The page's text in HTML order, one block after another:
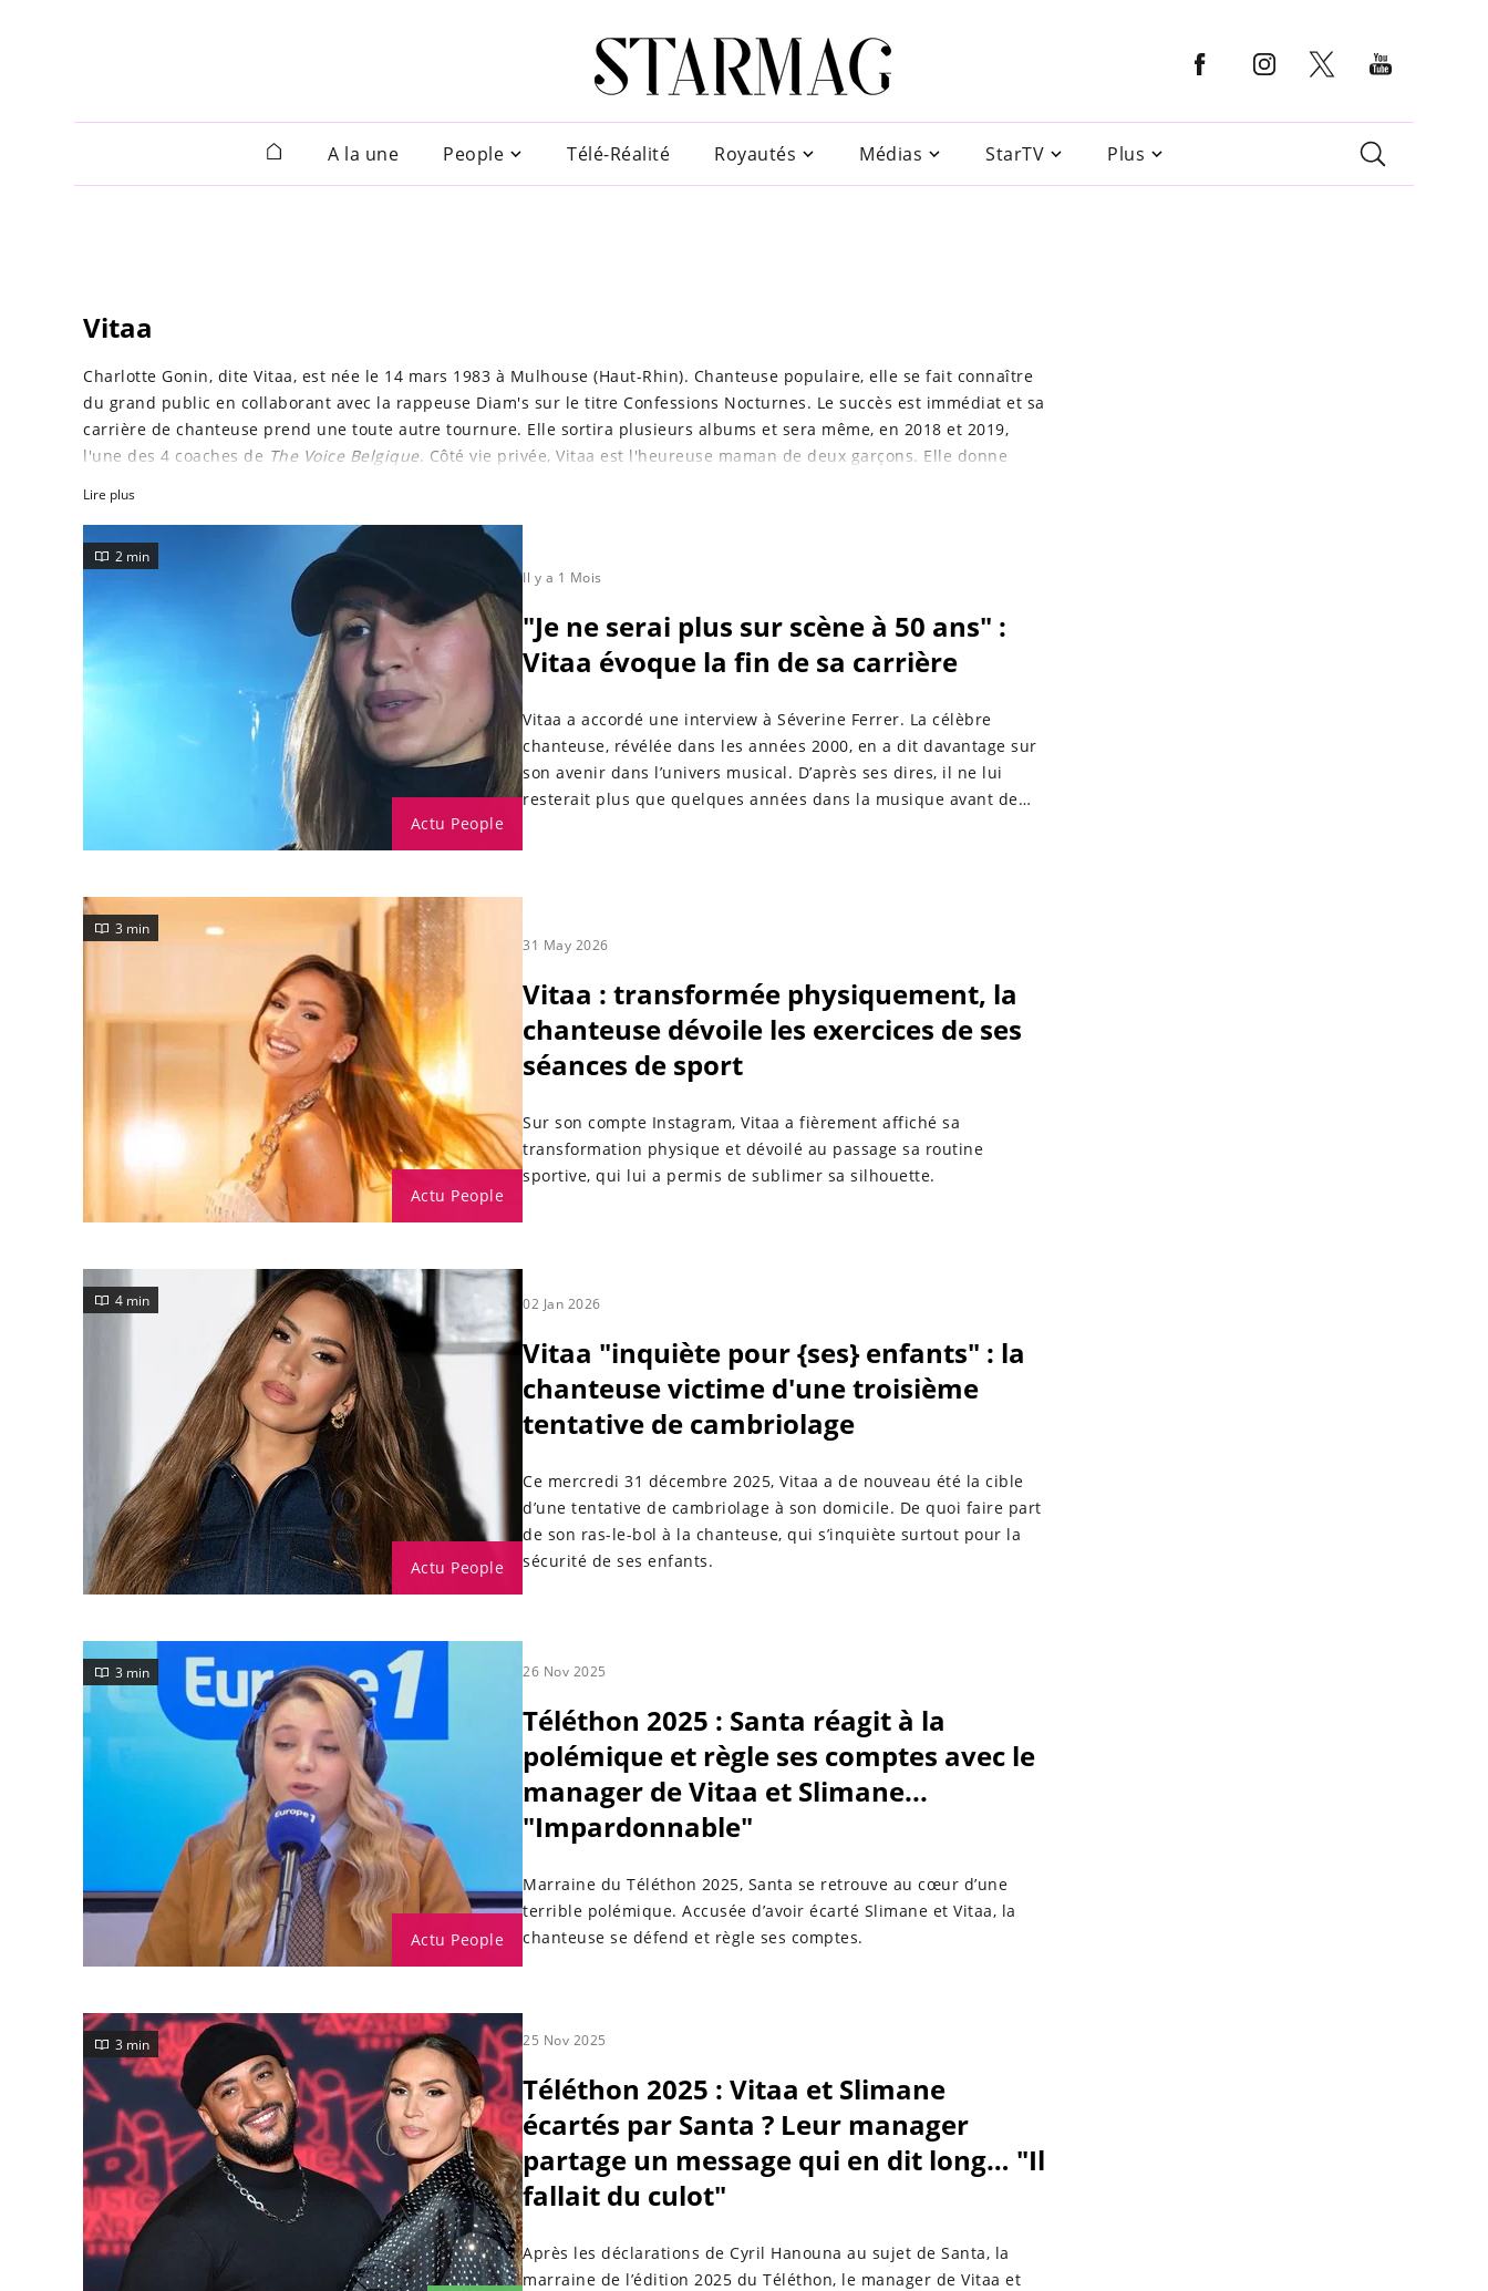
A la une People Télé-Réalité Royautés Médias StarTV Plus
Vitaa
Charlotte Gonin, dite Vitaa, est née le 14 mars 1983 à Mulhouse (Haut-Rhin). Chanteuse populaire, elle se fait connaître
du grand public en collaborant avec la rappeuse Diam's sur le titre Confessions Nocturnes. Le succès est immédiat et sa
carrière de chanteuse prend une toute autre tournure. Elle sortira plusieurs albums et sera même, en 2018 et 2019,
l'une des 4 coaches de The Voice Belgique. Côté vie privée, Vitaa est l'heureuse maman de deux garçons. Elle donne
Lire plus
Actu People
2 min
Il y a 1 Mois
"Je ne serai plus sur scène à 50 ans" :
Vitaa évoque la fin de sa carrière
Vitaa a accordé une interview à Séverine Ferrer. La célèbre
chanteuse, révélée dans les années 2000, en a dit davantage sur
son avenir dans l’univers musical. D’après ses dires, il ne lui
resterait plus que quelques années dans la musique avant de
Actu People
3 min
31 May 2026
Vitaa : transformée physiquement, la
chanteuse dévoile les exercices de ses
séances de sport
Sur son compte Instagram, Vitaa a fièrement affiché sa
transformation physique et dévoilé au passage sa routine
sportive, qui lui a permis de sublimer sa silhouette.
Actu People
4 min 02 Jan 2026
Vitaa "inquiète pour {ses} enfants" : la
chanteuse victime d'une troisième
tentative de cambriolage
Ce mercredi 31 décembre 2025, Vitaa a de nouveau été la cible
d’une tentative de cambriolage à son domicile. De quoi faire part
de son ras-le-bol à la chanteuse, qui s’inquiète surtout pour la
sécurité de ses enfants.
Actu People
3 min 26 Nov 2025
Téléthon 2025 : Santa réagit à la
polémique et règle ses comptes avec le
manager de Vitaa et Slimane...
"Impardonnable"
Marraine du Téléthon 2025, Santa se retrouve au cœur d’une
terrible polémique. Accusée d’avoir écarté Slimane et Vitaa, la
chanteuse se défend et règle ses comptes.
3 min 25 Nov 2025
Téléthon 2025 : Vitaa et Slimane
écartés par Santa ? Leur manager
partage un message qui en dit long… "Il
fallait du culot"
Après les déclarations de Cyril Hanouna au sujet de Santa, la
marraine de l’édition 2025 du Téléthon, le manager de Vitaa et